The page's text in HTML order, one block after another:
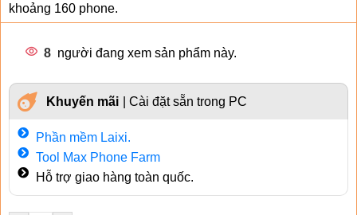
khoảng 160 phone.
8 người đang xem sản phẩm này.
Khuyến mãi | Cài đặt sẵn trong PC
Phần mềm Laixi.
Tool Max Phone Farm
Hỗ trợ giao hàng toàn quốc.